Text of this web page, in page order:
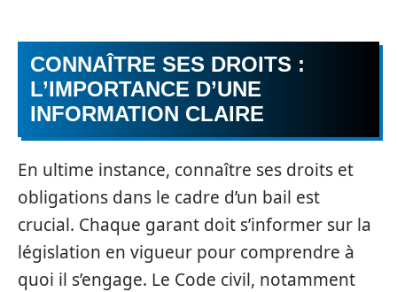
CONNAÎTRE SES DROITS :
L’IMPORTANCE D’UNE
INFORMATION CLAIRE
En ultime instance, connaître ses droits et
obligations dans le cadre d’un bail est
crucial. Chaque garant doit s’informer sur la
législation en vigueur pour comprendre à
quoi il s’engage. Le Code civil, notamment